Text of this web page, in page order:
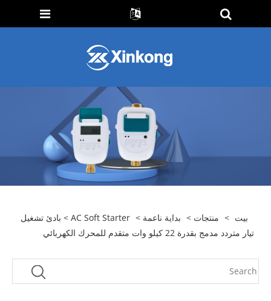
بيت > منتجات > بداية ناعمة >
AC Soft Starter > بادئ تشغيل
تيار متردد مدمج بقدرة 22 كيلو وات متقدم للمحرك الكهربائي